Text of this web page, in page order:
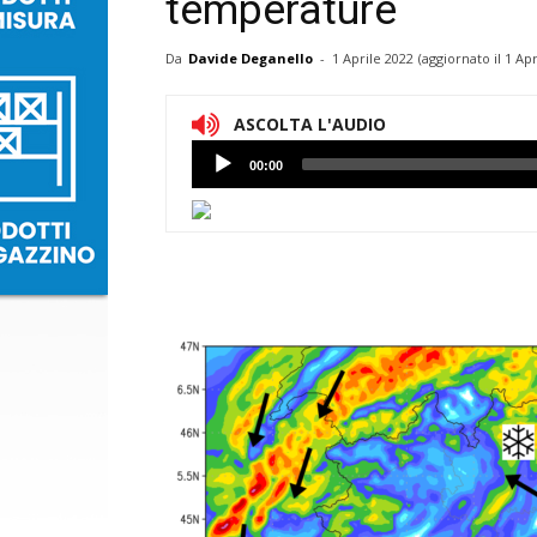
temperature
Da Davide Deganello - 1 Aprile 2022 (aggiornato il 1
ASCOLTA L'AUDIO
Lettore
Audio
00:00